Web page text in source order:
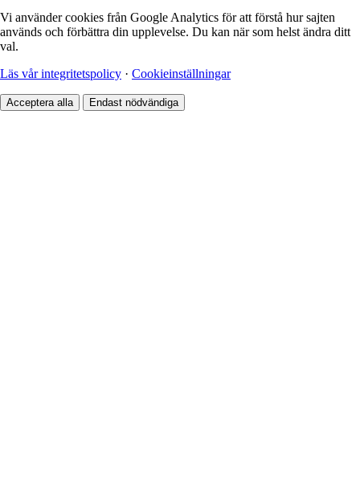
Vi använder cookies från Google Analytics för att förstå hur sajten
används och förbättra din upplevelse. Du kan när som helst ändra ditt
val.
Läs vår integritetspolicy · Cookieinställningar
Acceptera alla Endast nödvändiga